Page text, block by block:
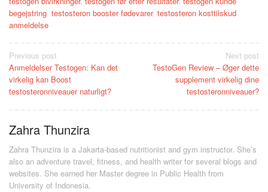
begejstring testosteron booster fødevarer, testosteron kosttilskud
anmeldelse
Post
navigation
Previous post
Anmeldelser Testogen: Kan det
virkelig kan Boost
testosteronniveauer naturligt?
Next post
TestoGen Review – Øger dette
supplement virkelig dine
testosteronniveauer?
Zahra Thunzira
Zahra Thunzira is a Jakarta-based nutritionist and gym instructor. She’s
also an adventure travel, fitness, and health writer for several blogs and
websites. She earned her Master degree in Public Health from
University of Indonesia.